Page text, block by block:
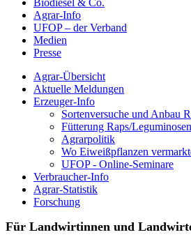
Biodiesel & Co.
Agrar-Info
UFOP – der Verband
Medien
Presse
Agrar-Übersicht
Aktuelle Meldungen
Erzeuger-Info
Sortenversuche und Anbau
Fütterung Raps/Leguminosen
Agrarpolitik
Wo Eiweißpflanzen
UFOP - Online-Seminare
Verbraucher-Info
Agrar-Statistik
Forschung
Für Landwirtinnen und